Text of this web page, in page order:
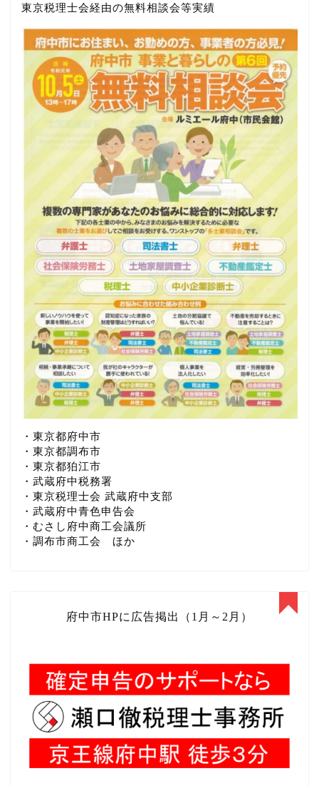
東京税理士会経由の無料相談会等実績
・東京都府中市
・東京都調布市
・東京都狛江市
・武蔵府中税務署
・東京税理士会 武蔵府中支部
・武蔵府中青色申告会
・むさし府中商工会議所
・調布市商工会 ほか
府中市HPに広告掲出（1月～2月）